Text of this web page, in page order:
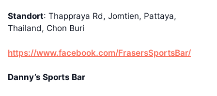
Standort: Thappraya Rd, Jomtien, Pattaya,
Thailand, Chon Buri
https://www.facebook.com/FrasersSportsBar/
Danny’s Sports Bar